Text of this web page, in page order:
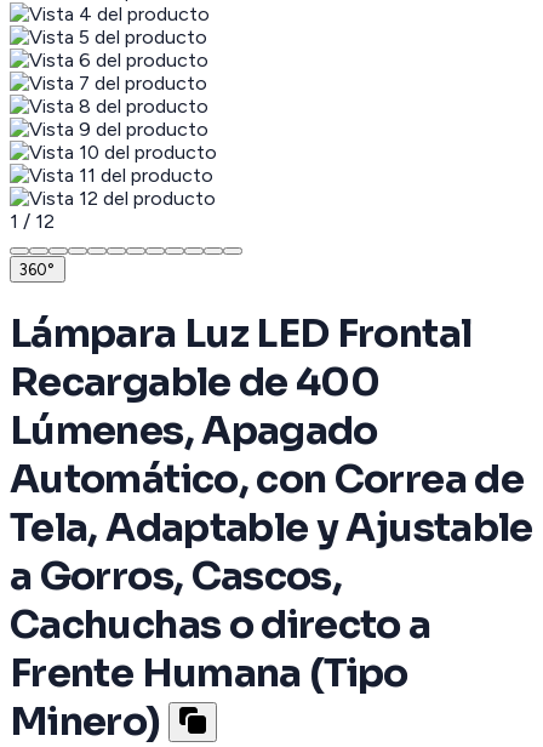
1 / 12
360°
Lámpara Luz LED Frontal
Recargable de 400
Lúmenes, Apagado
Automático, con Correa de
Tela, Adaptable y Ajustable
a Gorros, Cascos,
Cachuchas o directo a
Frente Humana (Tipo
Minero)